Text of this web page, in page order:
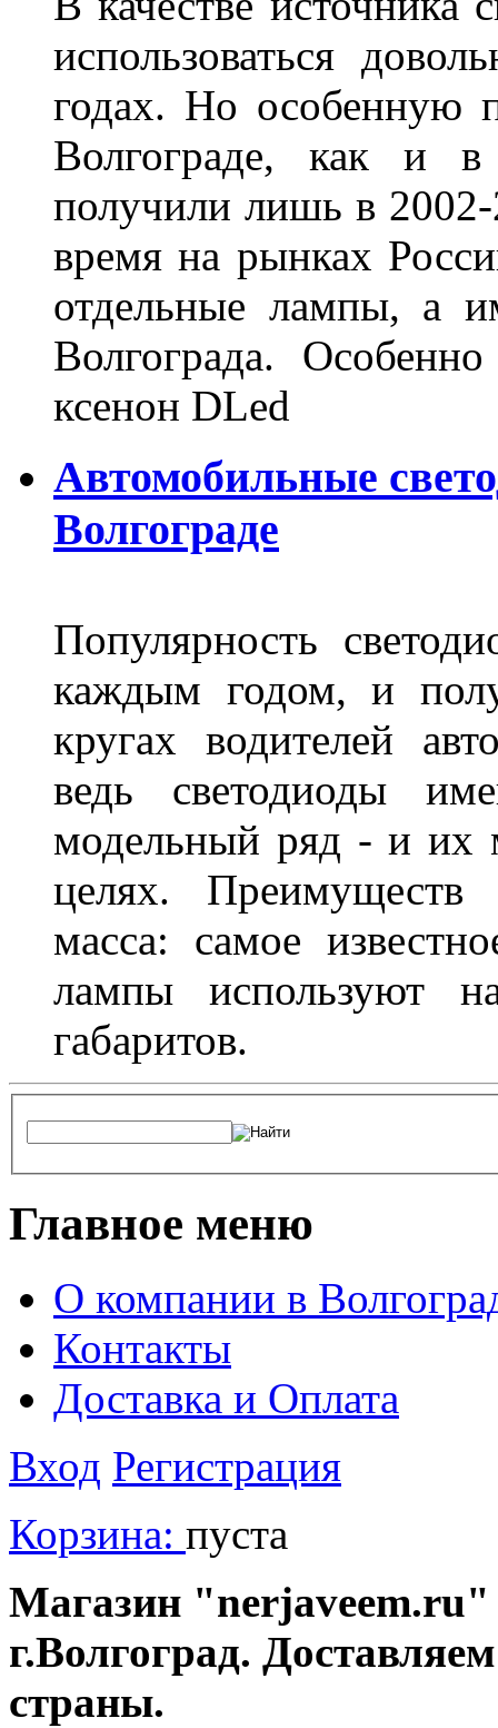
использоваться
годах. Но особенную
Волгограде, как и
получили лишь в
время на рынках
отдельные лампы, а
Волгограда.
ксенон DLed
Автомобильные
Волгограде
Популярность
каждым годом, и
кругах водителей
ведь светодиоды
модельный ряд - и их
целях.
масса: самое
лампы используют
габаритов.
Главное меню
О компании в
Контакты
Доставка и Оплата
Вход Регистрация
Корзина: пуста
Магазин "nerjaveem.ru"
г.Волгоград.
страны.